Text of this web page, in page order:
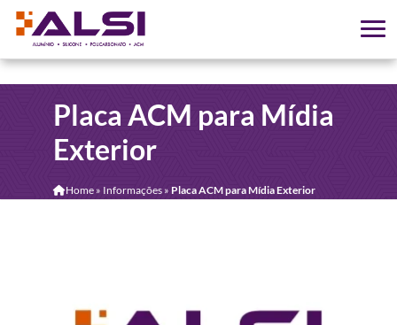
Placa ACM para Mídia
Exterior
Home» Informações » Placa ACM para Mídia Exterior